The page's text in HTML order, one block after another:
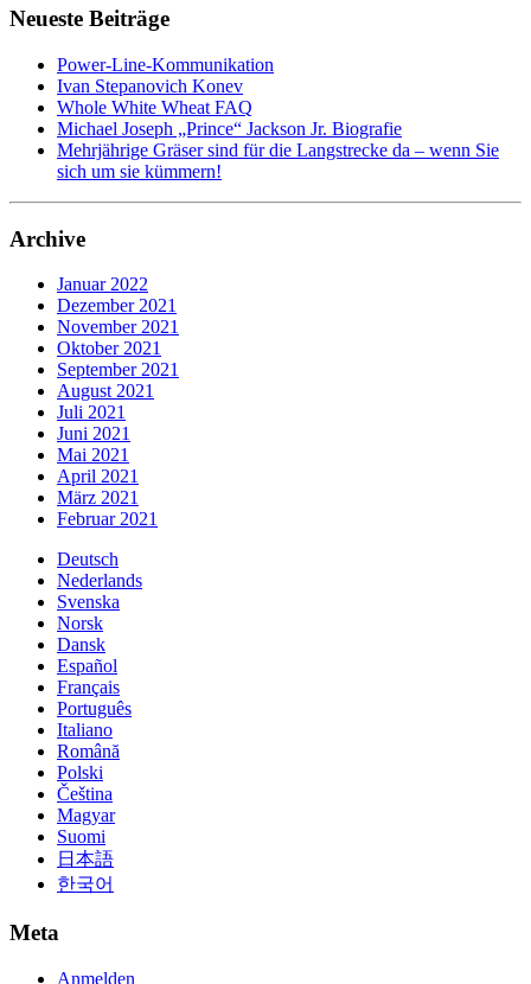
Neueste Beiträge
Power-Line-Kommunikation
Ivan Stepanovich Konev
Whole White Wheat FAQ
Michael Joseph „Prince“ Jackson Jr. Biografie
Mehrjährige Gräser sind für die Langstrecke da – wenn Sie
sich um sie kümmern!
Archive
Januar 2022
Dezember 2021
November 2021
Oktober 2021
September 2021
August 2021
Juli 2021
Juni 2021
Mai 2021
April 2021
März 2021
Februar 2021
Deutsch
Nederlands
Svenska
Norsk
Dansk
Español
Français
Português
Italiano
Română
Polski
Čeština
Magyar
Suomi
日本語
한국어
Meta
Anmelden